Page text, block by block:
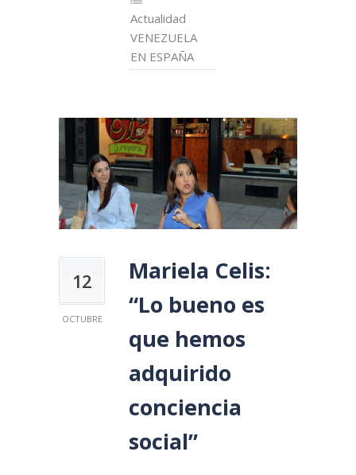
Actualidad
VENEZUELA
EN ESPAÑA
12
OCTUBRE
Mariela Celis:
“Lo bueno es
que hemos
adquirido
conciencia
social”